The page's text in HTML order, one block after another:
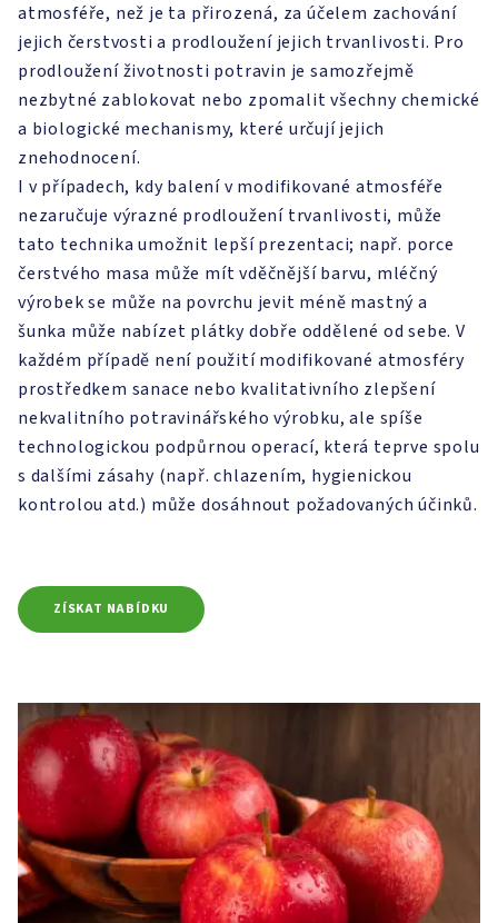
atmosféře, než je ta přirozená, za účelem zachování
jejich čerstvosti a prodloužení jejich trvanlivosti. Pro
prodloužení životnosti potravin je samozřejmě
nezbytné zablokovat nebo zpomalit všechny chemické
a biologické mechanismy, které určují jejich
znehodnocení.
I v případech, kdy balení v modifikované atmosféře
nezaručuje výrazné prodloužení trvanlivosti, může
tato technika umožnit lepší prezentaci; např. porce
čerstvého masa může mít vděčnější barvu, mléčný
výrobek se může na povrchu jevit méně mastný a
šunka může nabízet plátky dobře oddělené od sebe. V
každém případě není použití modifikované atmosféry
prostředkem sanace nebo kvalitativního zlepšení
nekvalitního potravinářského výrobku, ale spíše
technologickou podpůrnou operací, která teprve spolu
s dalšími zásahy (např. chlazením, hygienickou
kontrolou atd.) může dosáhnout požadovaných účinků.
ZÍSKAT NABÍDKU